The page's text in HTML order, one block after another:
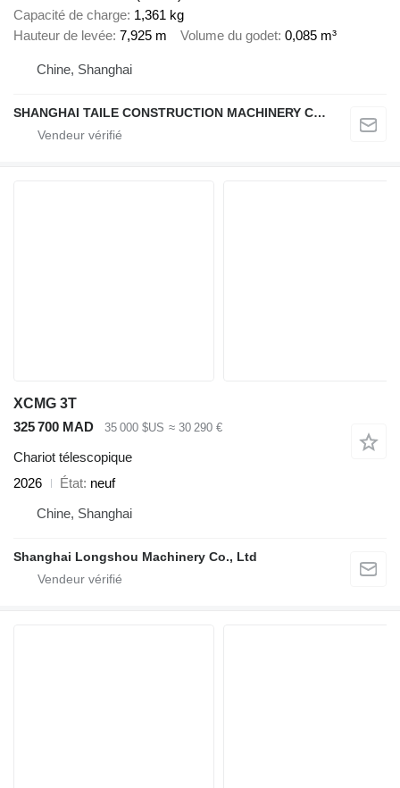
Capacité de charge 1,361 kg
Hauteur de levée 7,925 m Volume du godet 0,085 m³
Chine, Shanghai
SHANGHAI TAILE CONSTRUCTION MACHINERY CO.,LID
XCMG 3T
325 700 MAD
35 000 $US ≈ 30 290 €
Chariot télescopique
2026
État neuf
Chine, Shanghai
Shanghai Longshou Machinery Co., Ltd